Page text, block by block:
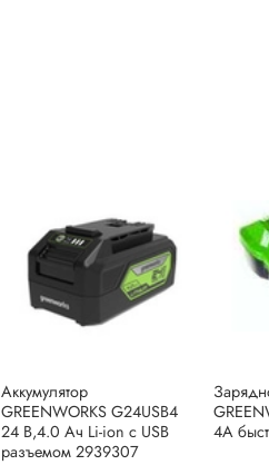
Аккумулятор
GREENWORKS G24USB4
24 В,4.0 Ач Li-ion с USB
разъемом 2939307
4A